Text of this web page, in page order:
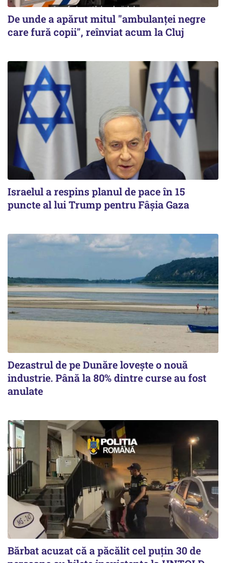
De unde a apărut mitul "ambulanței negre
care fură copii", reînviat acum la Cluj
Israelul a respins planul de pace în 15
puncte al lui Trump pentru Fâșia Gaza
Dezastrul de pe Dunăre lovește o nouă
industrie. Până la 80% dintre curse au fost
anulate
Bărbat acuzat că a păcălit cel puțin 30 de